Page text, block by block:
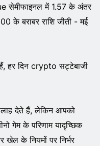
सेमीफाइनल में 1.57 के अंतर
के बराबर राशि जीती - मई
हर दिन crypto सट्टेबाजी
देते हैं, लेकिन आपको
गेम के परिणाम यादृच्छिक
के नियमों पर निर्भर